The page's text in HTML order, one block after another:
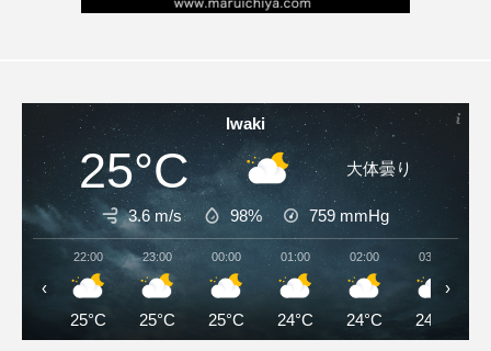
Iwaki
25°C 大体曇り
3.6 m/s 98% 759 mmHg
22:00
25°C
23:00
25°C
00:00
25°C
01:00
24°C
02:00
24°C
03:00
24°C
‹ ›